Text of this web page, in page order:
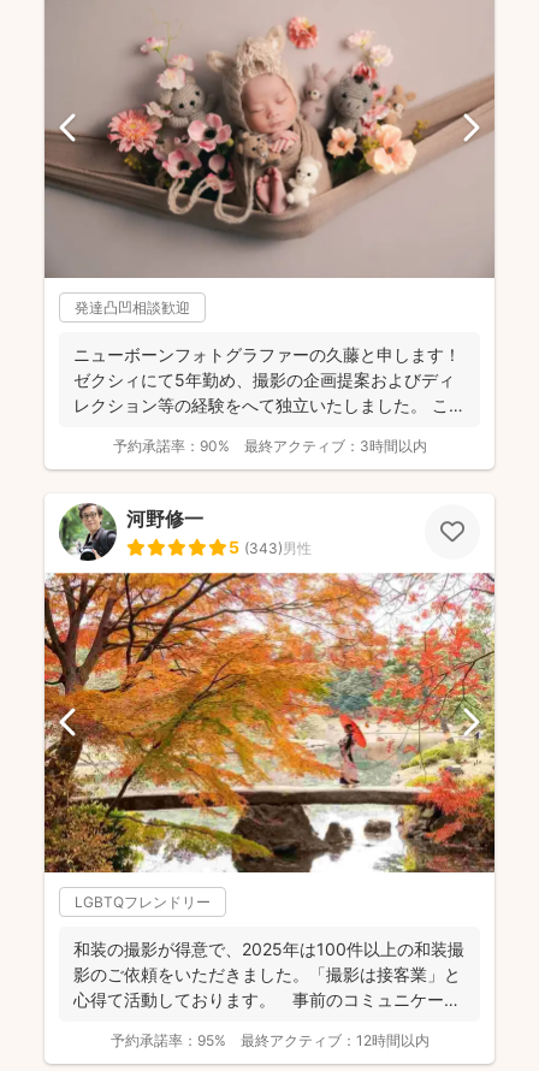
発達凸凹相談歓迎
ニューボーンフォトグラファーの久藤と申します！
ゼクシィにて5年勤め、撮影の企画提案およびディ
レクション等の経験をへて独立いたしました。 これ
予約承諾率： 90% 最終アクティブ： 3時間以内
河野修一
5 (343)男性
LGBTQフレンドリー
和装の撮影が得意で、2025年は100件以上の和装撮
影のご依頼をいただきました。「撮影は接客業」と
心得て活動しております。 事前のコミュニケーシ
予約承諾率： 95% 最終アクティブ： 12時間以内